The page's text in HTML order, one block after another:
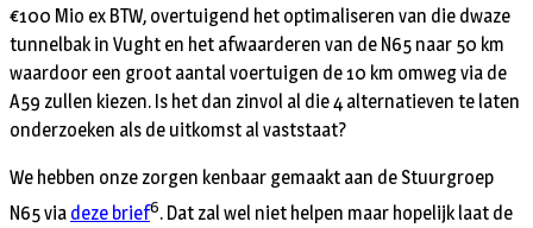
€100 Mio ex BTW, overtuigend het optimaliseren van die dwaze
tunnelbak in Vught en het afwaarderen van de N65 naar 50 km
waardoor een groot aantal voertuigen de 10 km omweg via de
A59 zullen kiezen. Is het dan zinvol al die 4 alternatieven te laten
onderzoeken als de uitkomst al vaststaat?
We hebben onze zorgen kenbaar gemaakt aan de Stuurgroep
N65 via deze brief6. Dat zal wel niet helpen maar hopelijk laat de